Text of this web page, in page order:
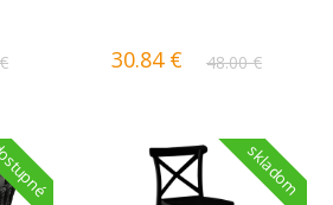
30.84 € 48.00 €
skladom